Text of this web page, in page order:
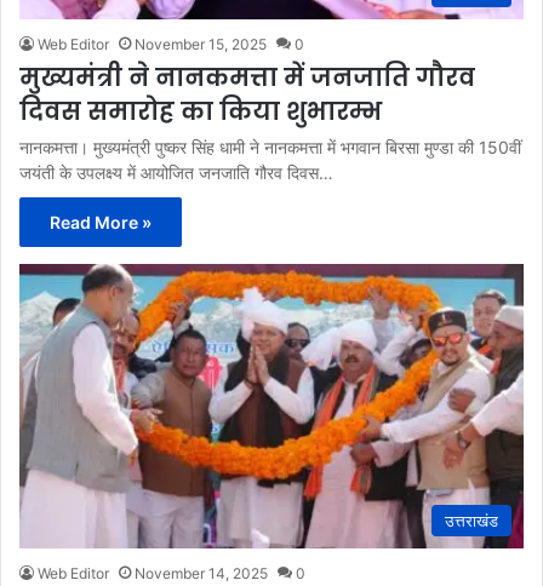
Web Editor November 15, 2025 0
मुख्यमंत्री ने नानकमत्ता में जनजाति गौरव
दिवस समारोह का किया शुभारम्भ
नानकमत्ता। मुख्यमंत्री पुष्कर सिंह धामी ने नानकमत्ता में भगवान बिरसा मुण्डा की 150वीं
जयंती के उपलक्ष्य में आयोजित जनजाति गौरव दिवस…
Read More »
उत्तराखंड
Web Editor November 14, 2025 0